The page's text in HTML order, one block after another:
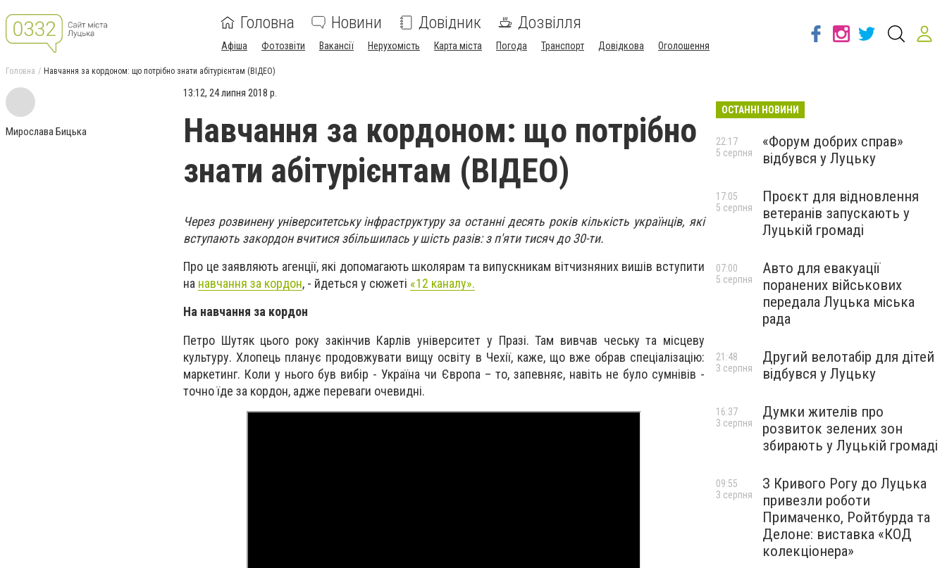
Головна Новини Довідник Дозвілля
Афіша Фотозвіти Вакансії Нерухомість Карта міста Погода Транспорт Довідкова Оголошення
Головна Навчання за кордоном: що потрібно знати абітурієнтам (ВІДЕО)
Мирослава Бицька
13:12, 24 липня 2018 р.
Навчання за кордоном: що потрібно
знати абітурієнтам (ВІДЕО)
Через розвинену університетську інфраструктуру за останні десять років кількість українців, які
вступають закордон вчитися збільшилась у шість разів: з п'яти тисяч до 30-ти.
Про це заявляють агенції, які допомагають школярам та випускникам вітчизняних вишів вступити
на навчання за кордон, - йдеться у сюжеті «12 каналу».
На навчання за кордон
Петро Шутяк цього року закінчив Карлів університет у Празі. Там вивчав чеську та місцеву
культуру. Хлопець планує продовжувати вищу освіту в Чехії, каже, що вже обрав спеціалізацію:
маркетинг. Коли у нього був вибір - Україна чи Європа – то, запевняє, навіть не було сумнівів -
точно їде за кордон, адже переваги очевидні.
ОСТАННІ НОВИНИ
«Форум добрих справ»
відбувся у Луцьку
22:17
5 серпня
Проєкт для відновлення
ветеранів запускають у
Луцькій громаді
17:05
5 серпня
Авто для евакуації
поранених військових
передала Луцька міська
рада
07:00
5 серпня
Другий велотабір для дітей
відбувся у Луцьку
21:48
3 серпня
Думки жителів про
розвиток зелених зон
збирають у Луцькій громаді
16:37
3 серпня
З Кривого Рогу до Луцька
привезли роботи
Примаченко, Ройтбурда та
Делоне: виставка «КОД
колекціонера»
09:55
3 серпня